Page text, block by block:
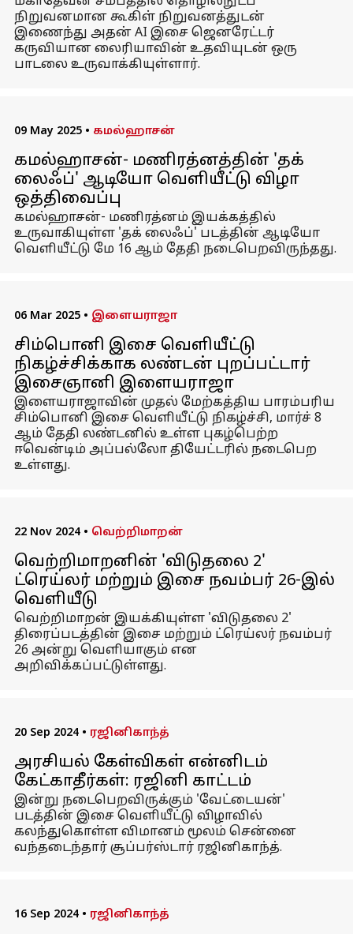
நிறுவனமான கூகிள் நிறுவனத்துடன்
இணைந்து அதன் AI இசை ஜெனரேட்டர்
கருவியான லைரியாவின் உதவியுடன் ஒரு
பாடலை உருவாக்கியுள்ளார்.
09 May 2025 • கமல்ஹாசன்
கமல்ஹாசன்- மணிரத்னத்தின் 'தக்
லைஃப்' ஆடியோ வெளியீட்டு விழா
ஒத்திவைப்பு
கமல்ஹாசன்- மணிரத்னம் இயக்கத்தில்
உருவாகியுள்ள 'தக் லைஃப்' படத்தின் ஆடியோ
வெளியீட்டு மே 16 ஆம் தேதி நடைபெறவிருந்தது.
06 Mar 2025 • இளையராஜா
சிம்பொனி இசை வெளியீட்டு
நிகழ்ச்சிக்காக லண்டன் புறப்பட்டார்
இசைஞானி இளையராஜா
இளையராஜாவின் முதல் மேற்கத்திய பாரம்பரிய
சிம்பொனி இசை வெளியீட்டு நிகழ்ச்சி, மார்ச் 8
ஆம் தேதி லண்டனில் உள்ள புகழ்பெற்ற
ஈவென்டிம் அப்பல்லோ தியேட்டரில் நடைபெற
உள்ளது.
22 Nov 2024 • வெற்றிமாறன்
வெற்றிமாறனின் 'விடுதலை 2'
ட்ரெய்லர் மற்றும் இசை நவம்பர் 26-இல்
வெளியீடு
வெற்றிமாறன் இயக்கியுள்ள 'விடுதலை 2'
திரைப்படத்தின் இசை மற்றும் ட்ரெய்லர் நவம்பர்
26 அன்று வெளியாகும் என
அறிவிக்கப்பட்டுள்ளது.
20 Sep 2024 • ரஜினிகாந்த்
அரசியல் கேள்விகள் என்னிடம்
கேட்காதீர்கள்: ரஜினி காட்டம்
இன்று நடைபெறவிருக்கும் 'வேட்டையன்'
படத்தின் இசை வெளியீட்டு விழாவில்
கலந்துகொள்ள விமானம் மூலம் சென்னை
வந்தடைந்தார் சூப்பர்ஸ்டார் ரஜினிகாந்த்.
16 Sep 2024 • ரஜினிகாந்த்